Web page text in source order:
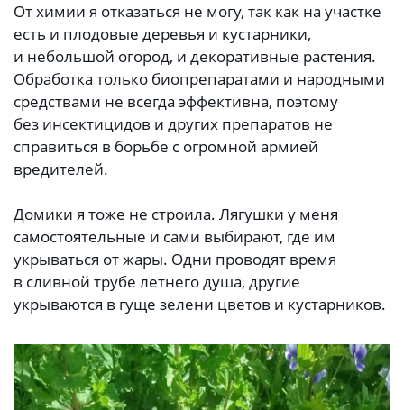
От химии я отказаться не могу, так как на участке
есть и плодовые деревья и кустарники,
и небольшой огород, и декоративные растения.
Обработка только биопрепаратами и народными
средствами не всегда эффективна, поэтому
без инсектицидов и других препаратов не
справиться в борьбе с огромной армией
вредителей.
Домики я тоже не строила. Лягушки у меня
самостоятельные и сами выбирают, где им
укрываться от жары. Одни проводят время
в сливной трубе летнего душа, другие
укрываются в гуще зелени цветов и кустарников.